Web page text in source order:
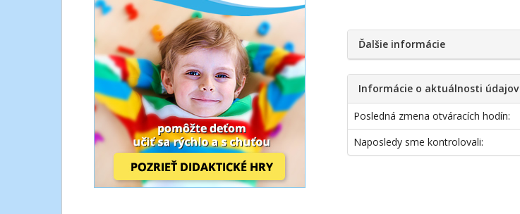
Ďalšie informácie
Informácie o aktuálnosti údajov
Posledná zmena otváracích hodín:
Naposledy sme kontrolovali: